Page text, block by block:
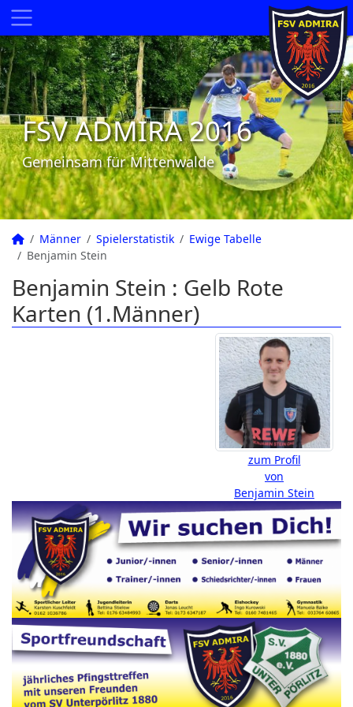
FSV ADMIRA 2016
Gemeinsam für Mittenwalde
Männer Spielerstatistik
Ewige Tabelle
Benjamin Stein
Benjamin Stein : Gelb Rote
Karten (1.Männer)
zum Profil
von
Benjamin Stein